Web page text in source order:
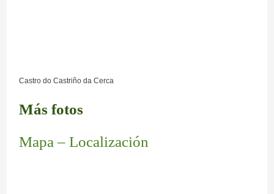
Castro do Castriño da Cerca
Más fotos
Mapa – Localización